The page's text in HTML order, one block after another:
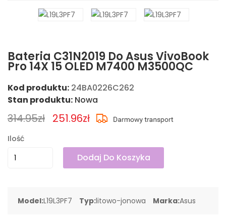
Bateria C31N2019 Do Asus VivoBook
Pro 14X 15 OLED M7400 M3500QC
Kod produktu: 24BA0226C262
Stan produktu: Nowa
314.95zł 251.96zł
Ilość
Dodaj Do Koszyka
Model:L19L3PF7 Typ:litowo-jonowa Marka:Asus